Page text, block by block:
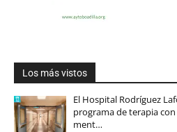
Los más vistos
El Hospital Rodríguez
programa de terapia
ment…